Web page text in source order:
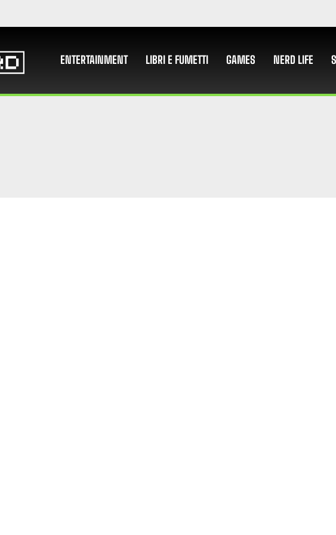
ENTERTAINMENT LIBRI E FUMETTI GAMES NERD LIFE